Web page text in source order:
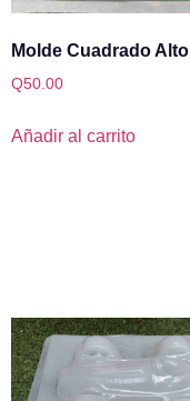
Molde Cuadrado Alto
Q50.00
Añadir al carrito